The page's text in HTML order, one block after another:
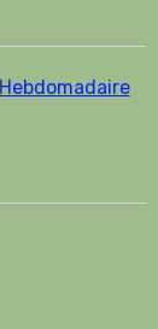
Hebdomadaire